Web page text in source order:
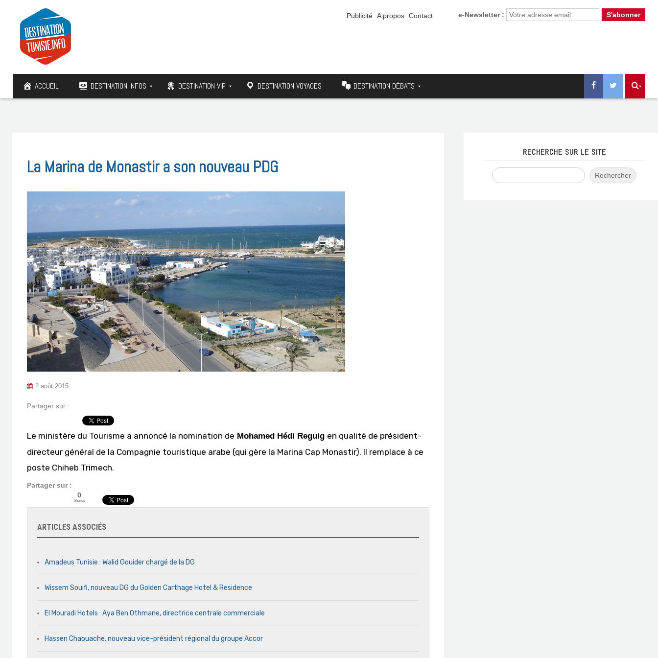
e-Newsletter :
Publicité A propos Contact
ACCUEIL DESTINATION INFOS DESTINATION VIP DESTINATION VOYAGES DESTINATION DÉBATS
La Marina de Monastir a son nouveau PDG
2 août 2015
Partager sur :
Le ministère du Tourisme a annoncé la nomination de Mohamed Hédi Reguig en qualité de président-
directeur général de la Compagnie touristique arabe (qui gère la Marina Cap Monastir). Il remplace à ce
poste Chiheb Trimech.
Partager sur :
0
Shares
ARTICLES ASSOCIÉS
Amadeus Tunisie : Walid Gouider chargé de la DG
Wissem Souifi, nouveau DG du Golden Carthage Hotel & Residence
El Mouradi Hotels : Aya Ben Othmane, directrice centrale commerciale
Hassen Chaouache, nouveau vice-président régional du groupe Accor
RECHERCHE SUR LE SITE